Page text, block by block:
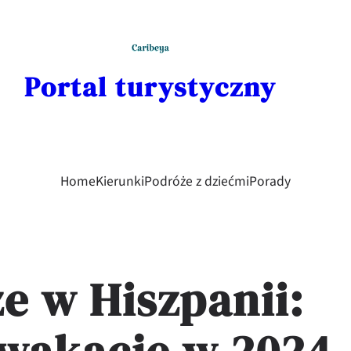
Portal turystyczny
HomeKierunkiPodróże z dziećmiPorady
w Hiszpanii: